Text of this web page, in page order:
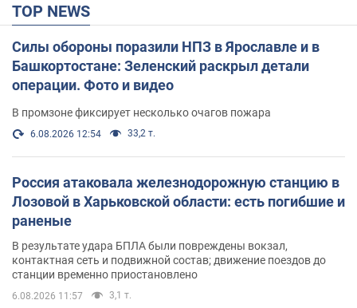
TOP NEWS
Силы обороны поразили НПЗ в Ярославле и в
Башкортостане: Зеленский раскрыл детали
операции. Фото и видео
В промзоне фиксирует несколько очагов пожара
6.08.2026 12:54 33,2 т.
Россия атаковала железнодорожную станцию в
Лозовой в Харьковской области: есть погибшие и
раненые
В результате удара БПЛА были повреждены вокзал,
контактная сеть и подвижной состав; движение поездов до
станции временно приостановлено
6.08.2026 11:57 3,1 т.